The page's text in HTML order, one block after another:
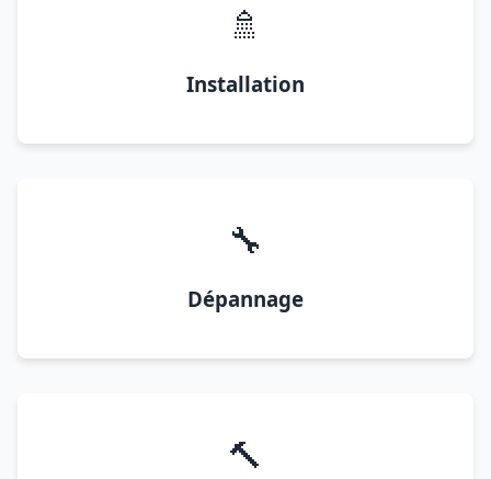
🚿
Installation
🔧
Dépannage
🔨